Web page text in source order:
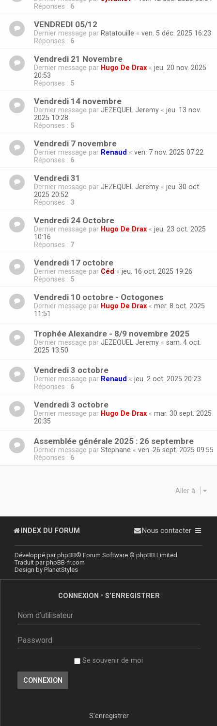
Réponses : 6
VENDREDI 05/12
Dernier message par Ratatouille « ven. 5 déc. 2025 16:23
Réponses : 6
Vendredi 21 Novembre
Dernier message par Hugo De Drax « jeu. 20 nov. 2025
20:53
Réponses : 5
Vendredi 14 novembre
Dernier message par JEZEQUEL Jeremy « jeu. 13 nov.
2025 10:28
Réponses : 5
Vendredi 7 novembre
Dernier message par Renaud « ven. 7 nov. 2025 07:22
Réponses : 6
Vendredi 31
Dernier message par JEZEQUEL Jeremy « jeu. 30 oct.
2025 20:52
Réponses : 3
Vendredi 24 Octobre
Dernier message par Hugo De Drax « jeu. 23 oct. 2025
10:16
Réponses : 7
Vendredi 17 octobre
Dernier message par Céd « jeu. 16 oct. 2025 19:26
Réponses : 5
Vendredi 10 octobre - Octogones
Dernier message par Hugo De Drax « mer. 8 oct. 2025
11:51
Trophée Alexandre - 8/9 novembre 2025
Dernier message par JEZEQUEL Jeremy « sam. 4 oct.
2025 13:50
Vendredi 3 octobre
Dernier message par Renaud « jeu. 2 oct. 2025 20:23
Réponses : 6
Vendredi 3 octobre
Dernier message par Hugo De Drax « mar. 30 sept. 2025
20:35
Assemblée générale 2025 : 26 septembre
Dernier message par Stephane « ven. 26 sept. 2025 09:55
Réponses : 6
Aller à
INDEX DU FORUM Nous contacter
Développé parphpBB® Forum Software © phpBB Limited
Traduit parphpBB-fr.com
Design by PlanetStyles
CONNEXION • S’ENREGISTRER
Se souvenir de moi
S’enregistrer